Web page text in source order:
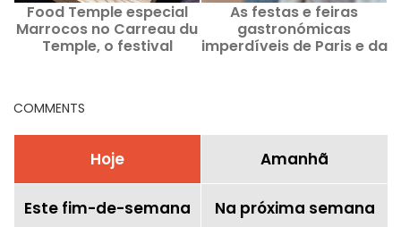
Food Temple especial
Marrocos no Carreau du
Temple, o festival
As festas e feiras
gastronómicas
imperdíveis de Paris e da
COMMENTS
Hoje Amanhã
Este fim-de-semana Na próxima semana